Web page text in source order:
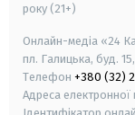
року (21+)
Онлайн-медіа «24
пл. Галицька, буд.
Телефон +380 (32)
Адреса